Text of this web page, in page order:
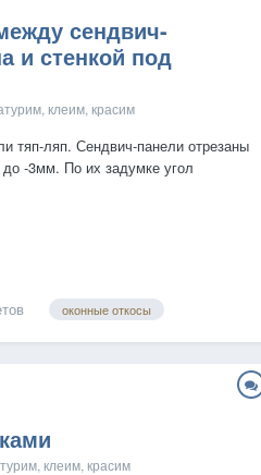
сендвич-
и стенкой под
клеим, красим
тяп-ляп. Сендвич-панели отрезаны
-3мм. По их задумке угол
стену, как если...
оконные откосы
клеим, красим